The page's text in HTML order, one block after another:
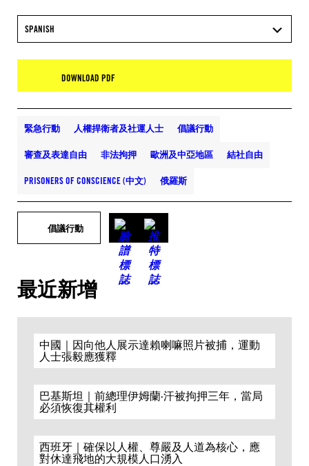
SPANISH
DOWNLOAD PDF
緊急行動 人權捍衛者及社運人士 倡議行動
審查及表達自由 非法拘押 歐洲及中亞地區 結社自由
PRISONERS OF CONSCIENCE (中文) 俄羅斯
倡議行動
最近新增
中國｜因向他人展示達賴喇嘛照片被捕，運動
人士張毅應獲釋
巴基斯坦｜前總理伊姆蘭·汗被拘押三年，當局
必須恢復其權利
西班牙｜確保以人權、尊嚴及人道為核心，應
對休達飛地的大規模人口湧入